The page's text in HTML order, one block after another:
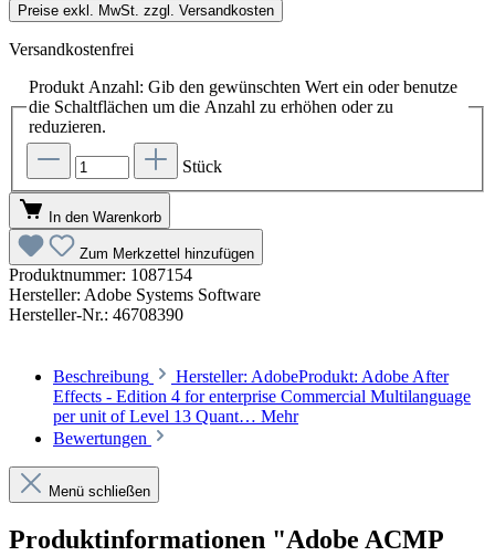
Preise exkl. MwSt. zzgl. Versandkosten
Versandkostenfrei
Produkt Anzahl: Gib den gewünschten Wert ein oder benutze
die Schaltflächen um die Anzahl zu erhöhen oder zu
reduzieren.
Stück
In den Warenkorb
Zum Merkzettel hinzufügen
Produktnummer: 1087154
Hersteller: Adobe Systems Software
Hersteller-Nr.: 46708390
Beschreibung
Hersteller: AdobeProdukt: Adobe After
Effects - Edition 4 for enterprise Commercial Multilanguage
per unit of Level 13 Quant… Mehr
Bewertungen
Menü schließen
Produktinformationen "Adobe ACMP